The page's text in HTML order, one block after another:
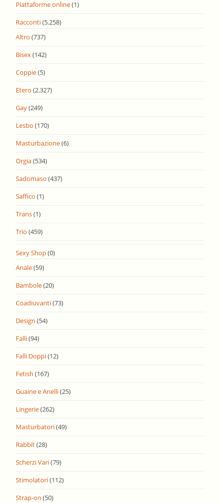
Piattaforme online(1)
Racconti(5.258)
Altro (737)
Bisex(142)
Coppie(5)
Etero (2.327)
Gay(249)
Lesbo (170)
Masturbazione(6)
Orgia(534)
Sadomaso (437)
Saffico (1)
Trans(1)
Trio (459)
Sexy Shop(0)
Anale(59)
Bambole(20)
Coadiuvanti(73)
Design (54)
Falli(94)
Falli Doppi(12)
Fetish (167)
Guaine e Anelli(25)
Lingerie(262)
Masturbatori(49)
Rabbit(28)
Scherzi Vari(79)
Stimolatori(112)
Strap-on (50)